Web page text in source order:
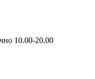
10.00-2­0.00